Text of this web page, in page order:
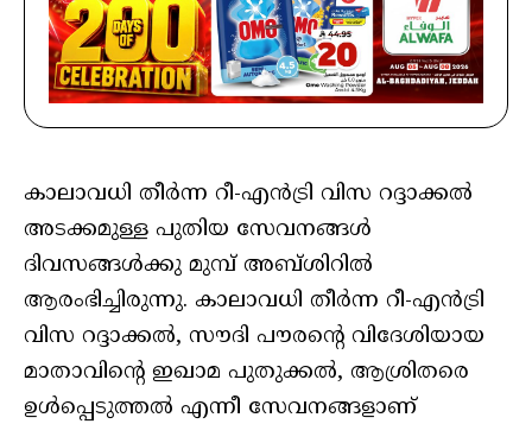
കാലാവധി തീര്‍ന്ന റീ-എന്‍ട്രി വിസ റദ്ദാക്കല്‍
അടക്കമുള്ള പുതിയ സേവനങ്ങള്‍
ദിവസങ്ങള്‍ക്കു മുമ്പ് അബ്ശിറില്‍
ആരംഭിച്ചിരുന്നു. കാലാവധി തീര്‍ന്ന റീ-എന്‍ട്രി
വിസ റദ്ദാക്കല്‍, സൗദി പൗരന്റെ വിദേശിയായ
മാതാവിന്റെ ഇഖാമ പുതുക്കല്‍, ആശ്രിതരെ
ഉള്‍പ്പെടുത്തല്‍ എന്നീ സേവനങ്ങളാണ്